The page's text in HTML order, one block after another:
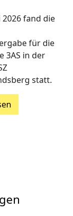
2026 fand die
für die
3AS in der
statt.